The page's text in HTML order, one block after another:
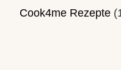
Cook4me Rezepte